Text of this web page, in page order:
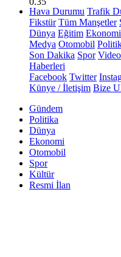
Hava Durumu Trafik
Fikstür Tüm Manşetler
Dünya Eğitim Ekonomi
Medya Otomobil
Son Dakika Spor
Haberleri
Facebook Twitter
Künye / İletişim Bize
Gündem
Politika
Dünya
Ekonomi
Otomobil
Spor
Kültür
Resmi İlan